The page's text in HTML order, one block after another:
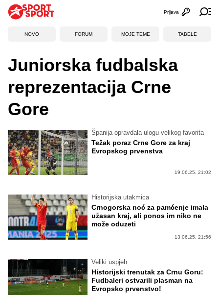
Otvori
Prijava
NOVO FORUM MOJE TEME TABELE
Juniorska fudbalska
reprezentacija Crne
Gore
Španija opravdala ulogu velikog favorita
Težak poraz Crne Gore za kraj
Evropskog prvenstva
19.06.25. 21:02
Historijska utakmica
Crnogorska noć za pamćenje imala
užasan kraj, ali ponos im niko ne
može oduzeti
13.06.25. 21:56
Veliki uspjeh
Historijski trenutak za Crnu Goru:
Fudbaleri ostvarili plasman na
Evropsko prvenstvo!